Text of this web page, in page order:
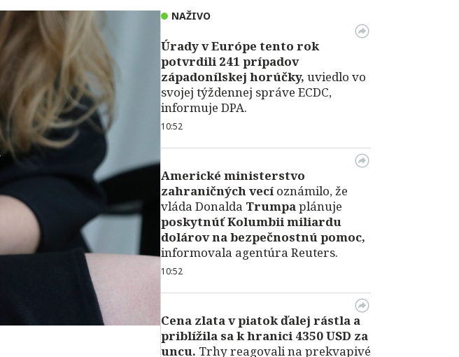
NAŽIVO
Úrady v Európe tento rok
potvrdili 241 prípadov
západonílskej horúčky, uviedlo vo
svojej týždennej správe ECDC,
informuje DPA.
10:52
Americké ministerstvo
zahraničných vecí oznámilo, že
vláda Donalda Trumpaplánuje
poskytnúť Kolumbii miliardu
dolárov na bezpečnostnú pomoc,
informovala agentúra Reuters.
10:52
Cena zlata v piatok ďalej rástla a
priblížila sa k hranici 4350 USD za
uncu. Trhy reagovali na prekvapivé